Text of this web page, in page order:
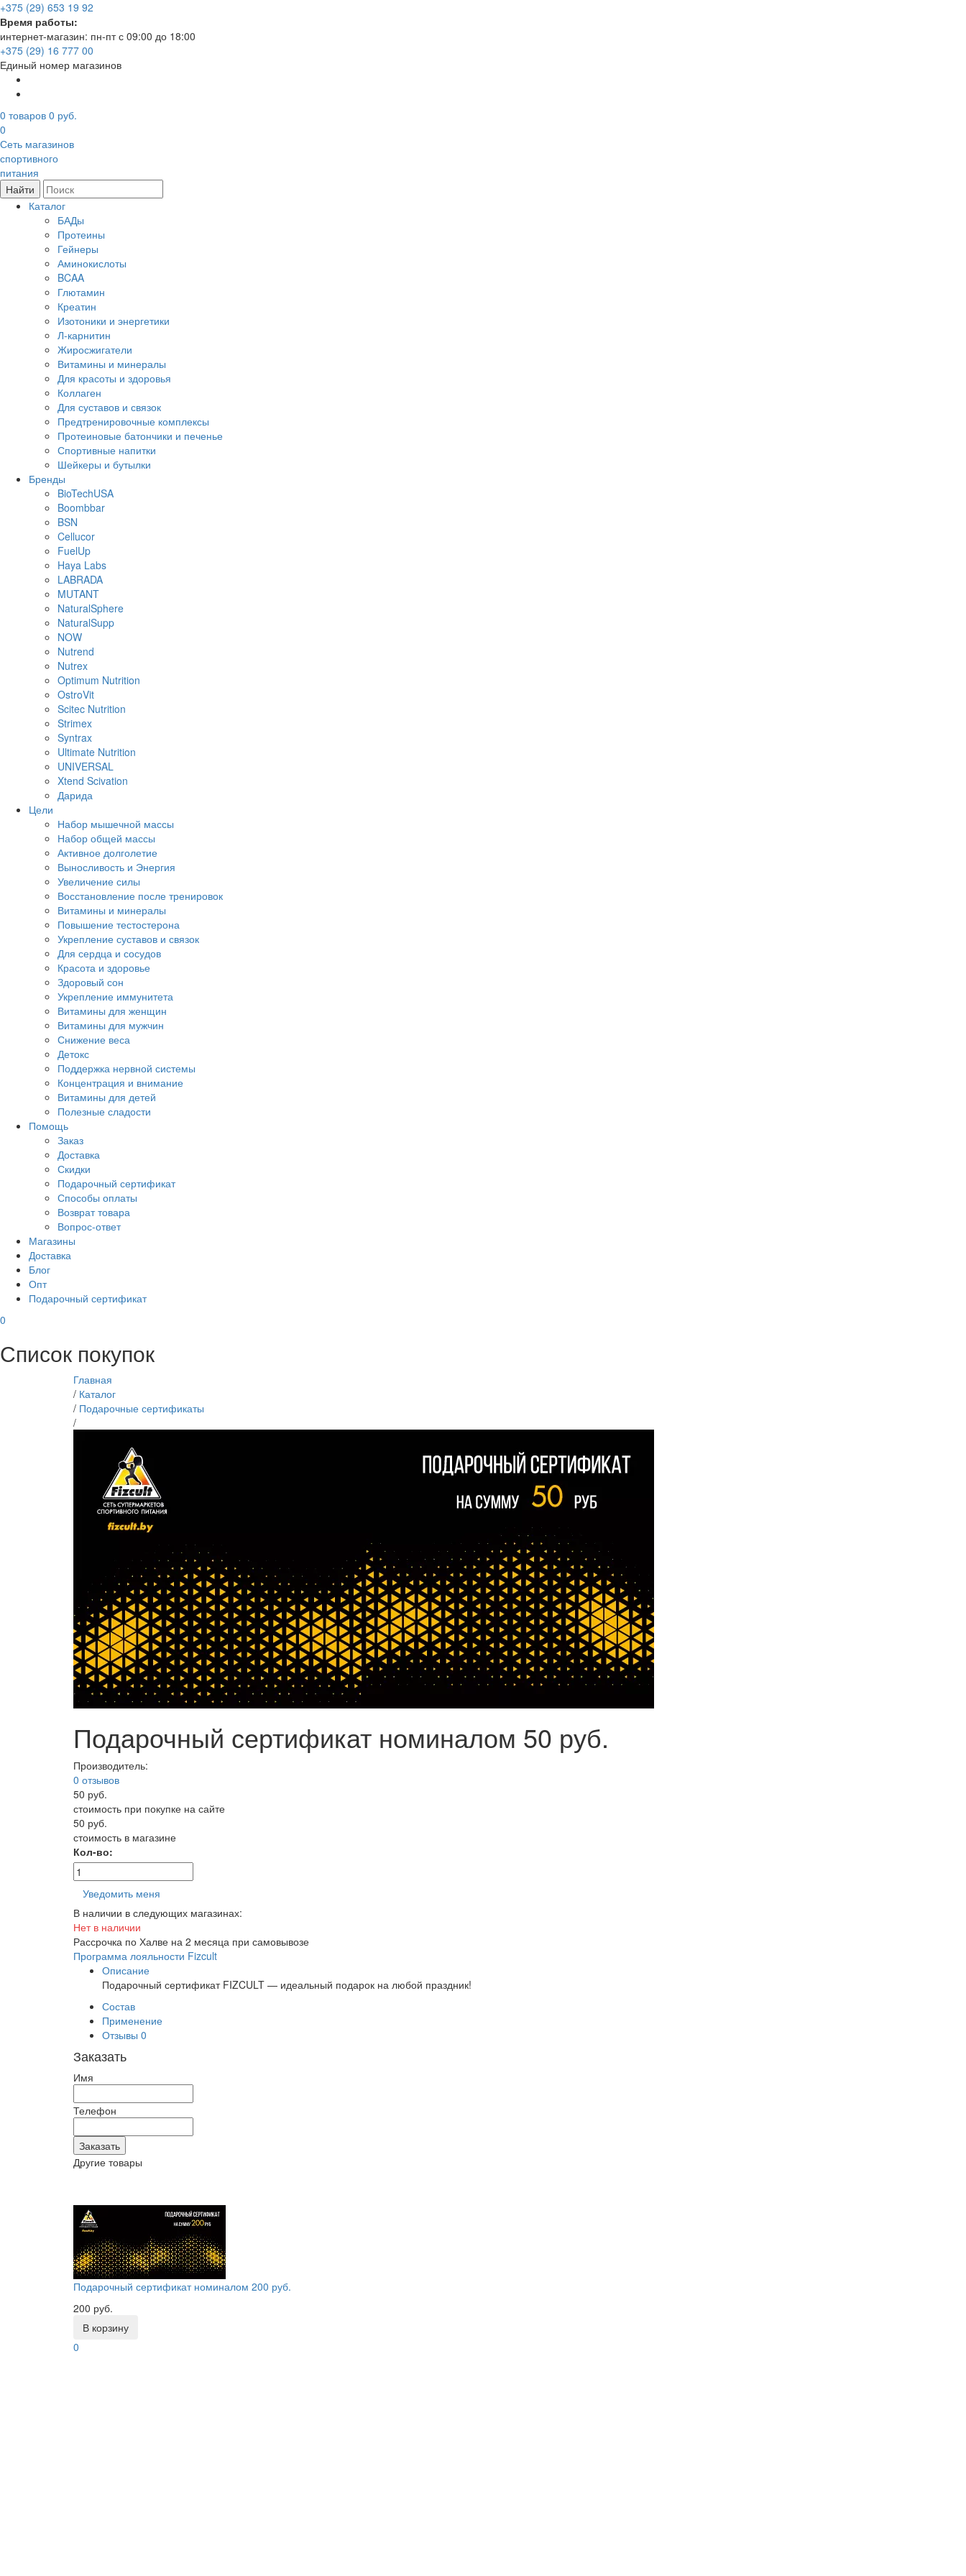
+375 (29) 653 19 92
Время работы:
интернет-магазин: пн-пт с 09:00 до 18:00
+375 (29) 16 777 00
Единый номер магазинов
0 товаров 0 руб.
0
Сеть магазинов
спортивного
питания
Найти
Каталог
БАДы
Протеины
Гейнеры
Аминокислоты
BCAA
Глютамин
Креатин
Изотоники и энергетики
Л-карнитин
Жиросжигатели
Витамины и минералы
Для красоты и здоровья
Коллаген
Для суставов и связок
Предтренировочные комплексы
Протеиновые батончики и печенье
Спортивные напитки
Шейкеры и бутылки
Бренды
BioTechUSA
Boombbar
BSN
Cellucor
FuelUp
Haya Labs
LABRADA
MUTANT
NaturalSphere
NaturalSupp
NOW
Nutrend
Nutrex
Optimum Nutrition
OstroVit
Scitec Nutrition
Strimex
Syntrax
Ultimate Nutrition
UNIVERSAL
Xtend Scivation
Дарида
Цели
Набор мышечной массы
Набор общей массы
Активное долголетие
Выносливость и Энергия
Увеличение силы
Восстановление после тренировок
Витамины и минералы
Повышение тестостерона
Укрепление суставов и связок
Для сердца и сосудов
Красота и здоровье
Здоровый сон
Укрепление иммунитета
Витамины для женщин
Витамины для мужчин
Снижение веса
Детокс
Поддержка нервной системы
Концентрация и внимание
Витамины для детей
Полезные сладости
Помощь
Заказ
Доставка
Скидки
Подарочный сертификат
Способы оплаты
Возврат товара
Вопрос-ответ
Магазины
Доставка
Блог
Опт
Подарочный сертификат
0
Список покупок
Главная
/ Каталог
/ Подарочные сертификаты
/
Подарочный сертификат номиналом 50 руб.
Производитель:
0 отзывов
50 руб.
стоимость при покупке на сайте
50 руб.
стоимость в магазине
Кол-во:
Уведомить меня
В наличии в следующих магазинах:
Нет в наличии
Рассрочка по Халве на 2 месяца при самовывозе
Программа лояльности Fizcult
Описание
Подарочный сертификат FIZCULT — идеальный подарок на любой праздник!
Состав
Применение
Отзывы 0
Заказать
Имя
Телефон
Другие товары
Подарочный сертификат номиналом 200 руб.
200 руб.
В корзину
0